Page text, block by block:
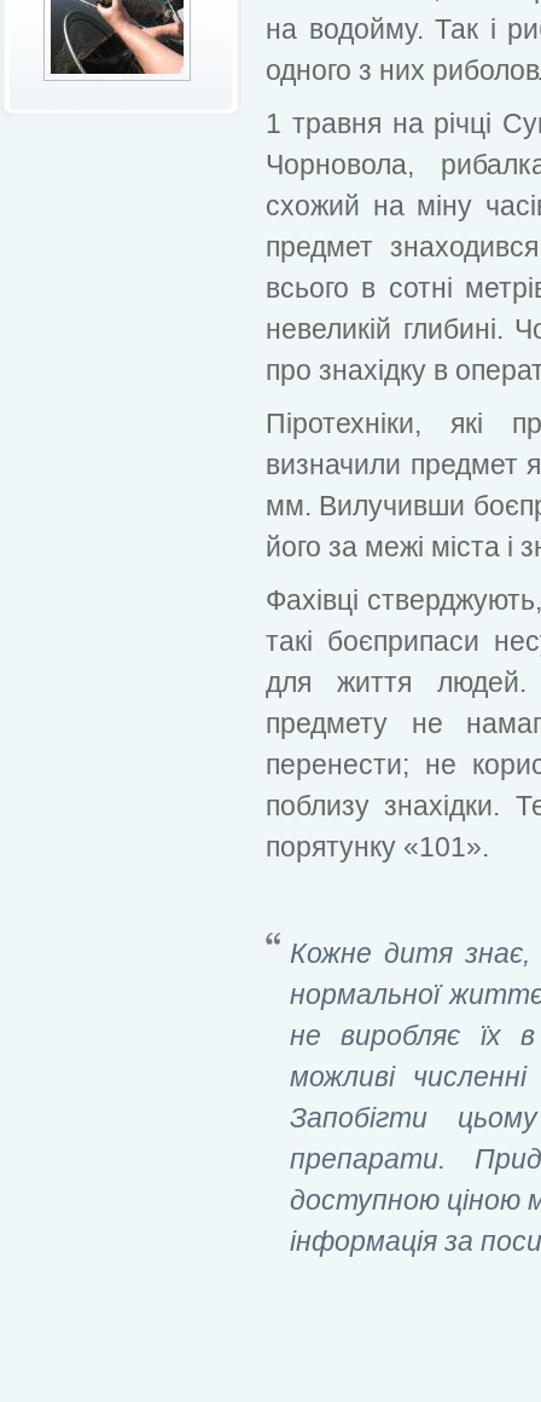
на водойму. Так і
одного з них
1 травня на річці
Чорновола,
схожий на міну
предмет
всього в сотні
невеликій глибині.
про знахідку в
Піротехніки, які
визначили предмет
мм. Вилучивши
його за межі міста і
Фахівці
такі боєприпаси
для життя людей.
предмету не
перенести; не
поблизу знахідки.
порятунку «101».
Кожне дитя знає,
нормальної
не виробляє їх
можливі
Запобігти
препарати.
доступною ціною
інформація за